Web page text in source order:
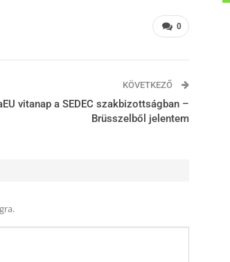
0
KÖVETKEZŐ
vitanap a SEDEC szakbizottságban –
Brüsszelből jelentem